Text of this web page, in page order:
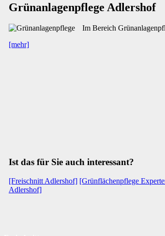
Grünanlagenpflege Adlershof
Im Bereich
[mehr]
Ist das für Sie auch interessant?
[Freischnitt Adlershof] [Grünflächenpflege
Adlershof]